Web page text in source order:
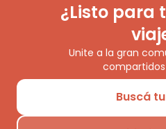
¿Listo para
Unite a la gran
Buscá